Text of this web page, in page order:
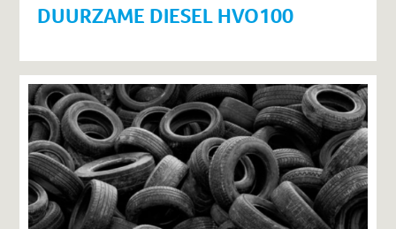
DUURZAME DIESEL HVO100